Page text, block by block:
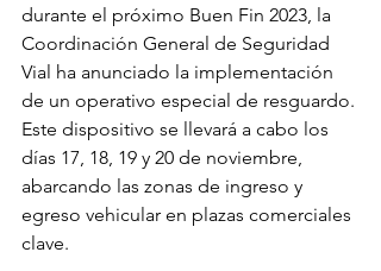
durante el próximo Buen Fin 2023, la
Coordinación General de Seguridad
Vial ha anunciado la implementación
de un operativo especial de resguardo.
Este dispositivo se llevará a cabo los
días 17, 18, 19 y 20 de noviembre,
abarcando las zonas de ingreso y
egreso vehicular en plazas comerciales
clave.